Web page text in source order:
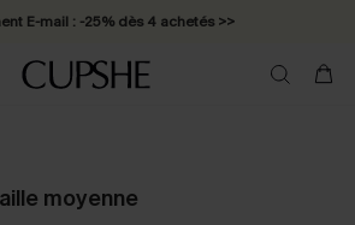
E-mail : -25% dès 4 achetés >>
moyenne